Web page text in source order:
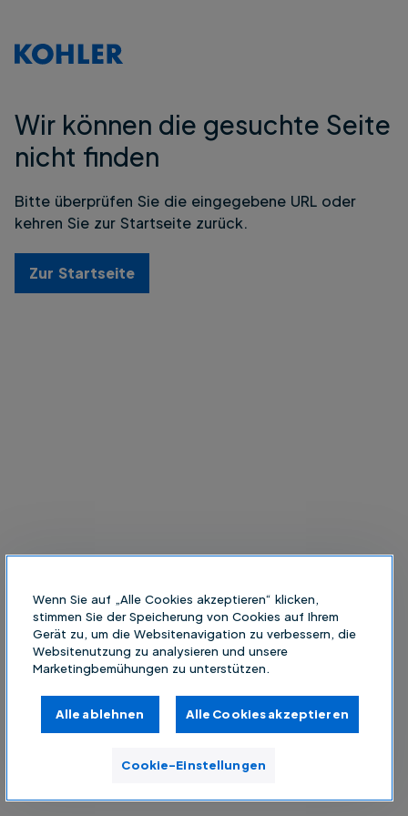
Wir können die gesuchte Seite
nicht finden
Bitte überprüfen Sie die eingegebene URL oder
kehren Sie zur Startseite zurück.
Zur Startseite
Wenn Sie auf „Alle Cookies akzeptieren“ klicken,
stimmen Sie der Speicherung von Cookies auf Ihrem
Gerät zu, um die Websitenavigation zu verbessern, die
Websitenutzung zu analysieren und unsere
Marketingbemühungen zu unterstützen.
Alle ablehnen Alle Cookies akzeptieren
Cookie-Einstellungen